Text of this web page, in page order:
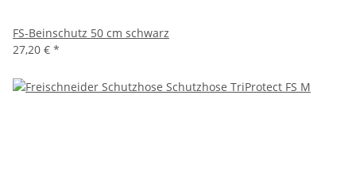
FS-Beinschutz 50 cm schwarz
27,20 € *